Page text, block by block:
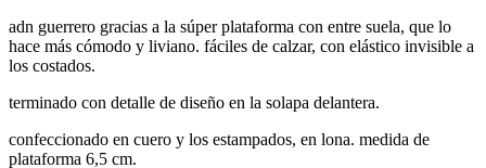
adn guerrero gracias a la súper plataforma con entre suela, que lo
hace más cómodo y liviano. fáciles de calzar, con elástico invisible a
los costados.
terminado con detalle de diseño en la solapa delantera.
confeccionado en cuero y los estampados, en lona. medida de
plataforma 6,5 cm.